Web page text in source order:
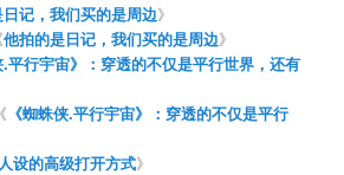
记，我们买的是周边》
他拍的是日记，我们买的是周边》
.平行宇宙》：穿透的不仅是平行世界，还有
《蜘蛛侠.平行宇宙》：穿透的不仅是平行
设的高级打开方式》